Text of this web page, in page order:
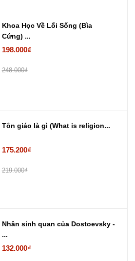
Khoa Học Về Lối Sống (Bìa
Cứng) ...
198.000₫
248.000₫
Tôn giáo là gì (What is religion...
175.200₫
219.000₫
Nhân sinh quan của Dostoevsky -
...
132.000₫